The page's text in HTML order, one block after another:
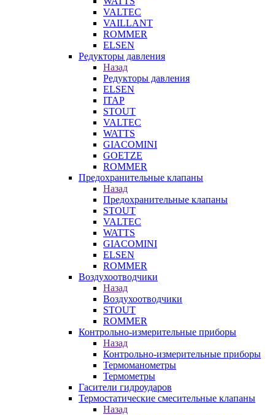
VALTEC
VAILLANT
ROMMER
ELSEN
Редукторы давления
Назад
Редукторы давления
ELSEN
ITAP
STOUT
VALTEC
WATTS
GIACOMINI
GOETZE
ROMMER
Предохранительные клапаны
Назад
Предохранительные клапаны
STOUT
VALTEC
WATTS
GIACOMINI
ELSEN
ROMMER
Воздухоотводчики
Назад
Воздухоотводчики
STOUT
ROMMER
Контрольно-измерительные приборы
Назад
Контрольно-измерительные приборы
Термоманометры
Термометры
Гасители гидроударов
Термостатические смесительные клапаны
Назад